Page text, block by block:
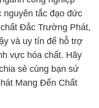
nguyên tắc đạo đức
Đắc Trường Phát,
và uy tín để hỗ trợ
vực hóa chất. Hãy
sẻ cùng bạn sứ
Mang Đến Chất